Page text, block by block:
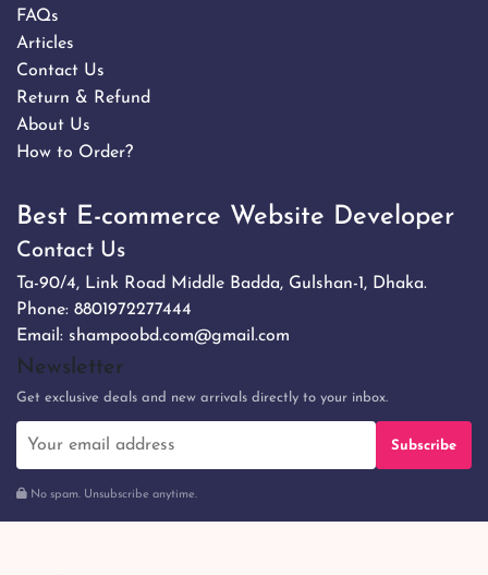
FAQs
Articles
Contact Us
Return & Refund
About Us
How to Order?
Best E-commerce Website Developer
Contact Us
Ta-90/4, Link Road Middle Badda, Gulshan-1, Dhaka.
Phone: 8801972277444
Email: shampoobd.com@gmail.com
Newsletter
Get exclusive deals and new arrivals directly to your inbox.
Subscribe
No spam. Unsubscribe anytime.